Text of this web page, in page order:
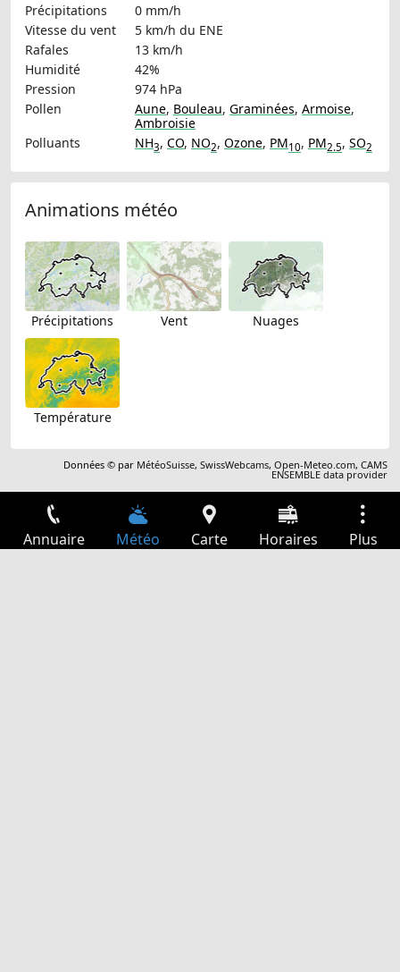
Précipitations
0 mm/h
Vitesse du vent
5 km/h du ENE
Rafales
13 km/h
Humidité
42%
Pression
974 hPa
Pollen
Aune, Bouleau, Graminées, Armoise,
Ambroisie
Polluants
NH3, CO, NO2, Ozone, PM10, PM2.5, SO2
Animations météo
Précipitations Vent Nuages
Température
Données © par MétéoSuisse,SwissWebcams,Open-Meteo.com,CAMS
ENSEMBLE data provider
Annuaire Météo Carte Horaires Plus